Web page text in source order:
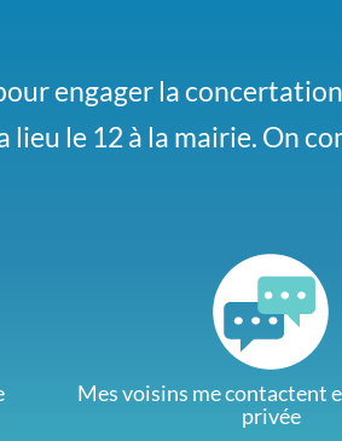
engager la
lieu le 12 à la mairie. On
un covoiturage
nous signe si vous y
Mes voisins me contactent
privée